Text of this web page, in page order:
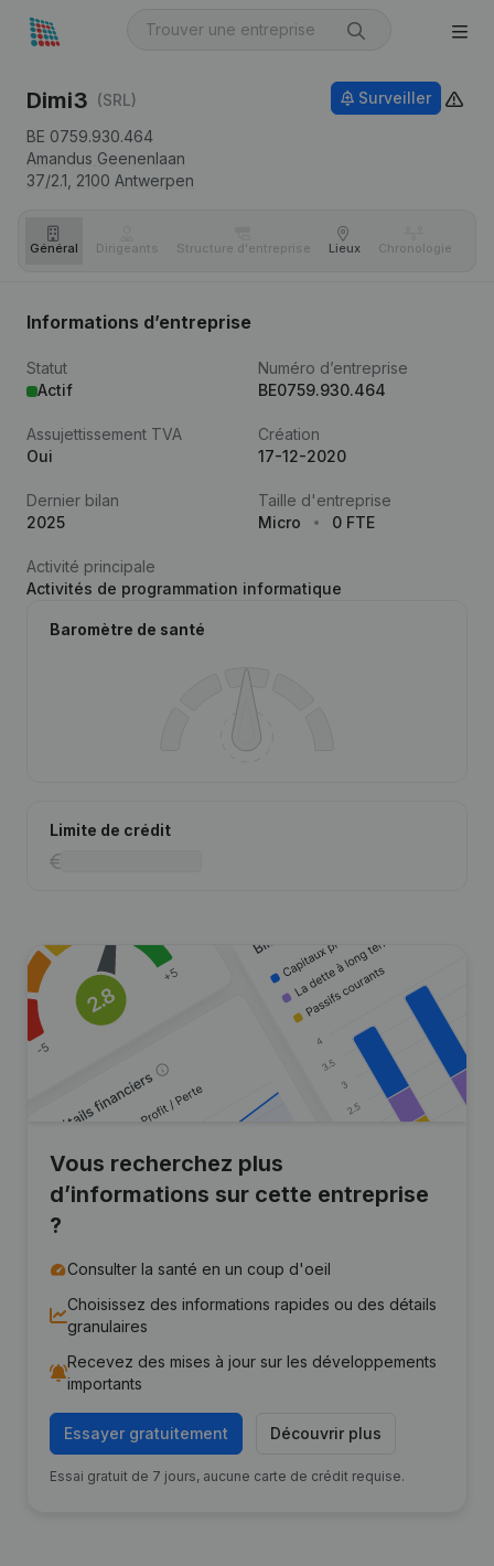
Dimi3 (SRL)
BE 0759.930.464
Amandus Geenenlaan
37/2.1, 2100 Antwerpen
Surveiller
Général Dirigeants Structure d'entreprise Lieux Chronologie
Informations d’entreprise
Statut
Actif
Numéro d’entreprise
BE0759.930.464
Assujettissement TVA
Oui
Création
17-12-2020
Dernier bilan
2025
Taille d'entreprise
Micro
0 FTE
Activité principale
Activités de programmation informatique
Baromètre de santé
Limite de crédit
Vous recherchez plus
d’informations sur cette entreprise
?
Consulter la santé en un coup d'oeil
Choisissez des informations rapides ou des détails
granulaires
Recevez des mises à jour sur les développements
importants
Essayer gratuitement Découvrir plus
Essai gratuit de 7 jours, aucune carte de crédit requise.